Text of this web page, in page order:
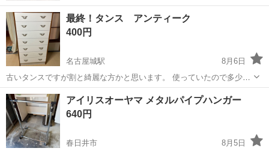
最終！タンス アンティーク
400円
名古屋城駅
8月6日
古いタンスですが割と綺麗な方かと思います。 使っていたので多少傷
はあります。 中古品なのをご理解いただける方のみ 今週日曜日に来れ
る方ありがたいです電話 ご連絡多数でしたので一旦千円にしてました
が半額に戻しますのでお話スム...
愛知 名古屋市 名古屋城駅 収納家具 タンス
アイリスオーヤマ メタルパイプハンガー
640円
春日井市
8月5日